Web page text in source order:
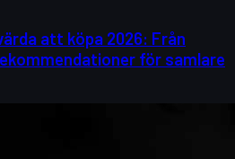
att köpa 2026: Från
för samlare